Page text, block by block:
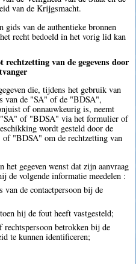
van de Krijgsmacht.
van de authentieke bronnen
recht bedoeld in het vorig lid kan
van de gegevens door
die, tijdens het gebruik van
van de "SA" of de "BDSA",
of onnauwkeurig is, neemt
"SA" of "BDSA" via het formulier of
wordt gesteld door de
"BDSA" om de rechtzetting van
het gegeven wenst dat zijn aanvraag
de volgende informatie meedelen :
van de contactpersoon bij de
hij de fout heeft vastgesteld;
betrokken bij de
te kunnen identificeren;